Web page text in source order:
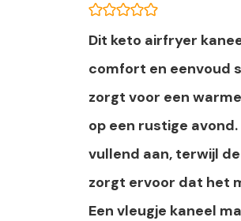
Dit keto airfryer
comfort en eenvoud
zorgt voor een
op een rustige
vullend aan, terwijl
zorgt ervoor dat het
Een vleugje kaneel